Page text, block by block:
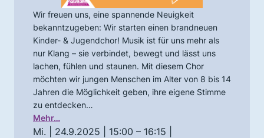
Wir freuen uns, eine spannende Neuigkeit
bekanntzugeben: Wir starten einen brandneuen
Kinder- & Jugendchor! Musik ist für uns mehr als
nur Klang – sie verbindet, bewegt und lässt uns
lachen, fühlen und staunen. Mit diesem Chor
möchten wir jungen Menschen im Alter von 8 bis 14
Jahren die Möglichkeit geben, ihre eigene Stimme
zu entdecken…
Mehr…
Mi. | 24.9.2025 | 15:00 – 16:15